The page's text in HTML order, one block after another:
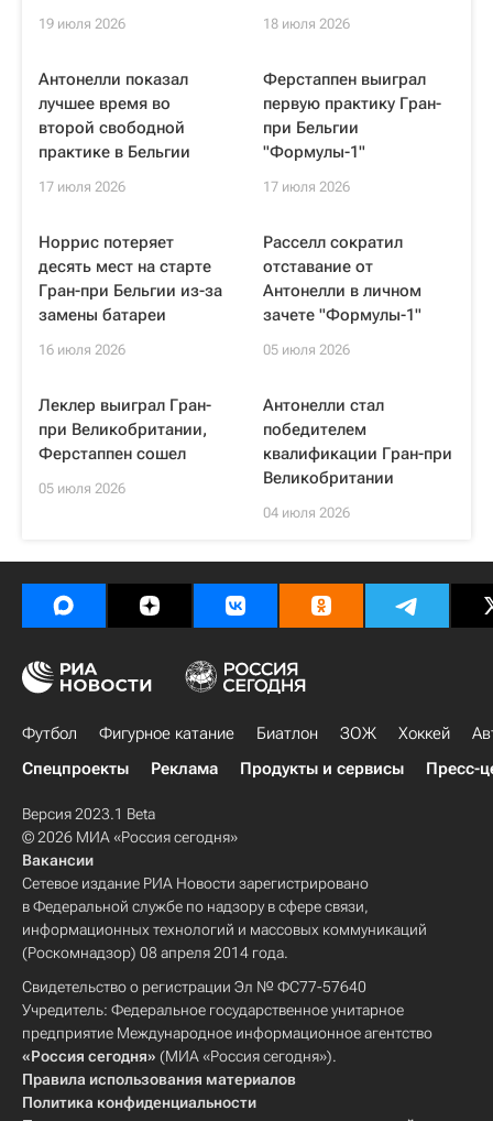
19 июля 2026 18 июля 2026
Антонелли показал
лучшее время во
второй свободной
практике в Бельгии
17 июля 2026
Ферстаппен выиграл
первую практику Гран-
при Бельгии
"Формулы-1"
17 июля 2026
Норрис потеряет
десять мест на старте
Гран-при Бельгии из-за
замены батареи
16 июля 2026
Расселл сократил
отставание от
Антонелли в личном
зачете "Формулы-1"
05 июля 2026
Леклер выиграл Гран-
при Великобритании,
Ферстаппен сошел
05 июля 2026
Антонелли стал
победителем
квалификации Гран-при
Великобритании
04 июля 2026
Футбол Фигурное катание Биатлон ЗОЖ Хоккей
Спецпроекты
Реклама Продукты и сервисы Пресс-
Версия 2023.1 Beta
© 2026 МИА «Россия сегодня»
Вакансии
Сетевое издание РИА Новости зарегистрировано
в Федеральной службе по надзору в сфере связи,
информационных технологий и массовых коммуникаций
(Роскомнадзор) 08 апреля 2014 года.
Свидетельство о регистрации Эл № ФС77-57640
Учредитель: Федеральное государственное унитарное
предприятие Международное информационное агентство
«Россия сегодня» (МИА «Россия сегодня»).
Правила использования материалов
Политика конфиденциальности